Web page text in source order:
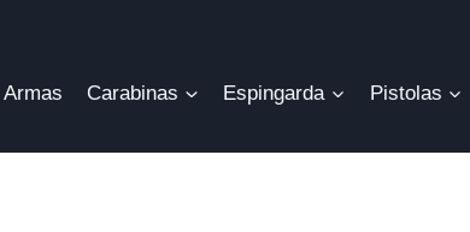
Armas Carabinas Espingarda Pistolas